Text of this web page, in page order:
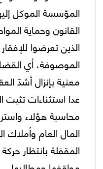
المؤسسة الموكل
القانون وحماية
الذين تعرضوا
الموصوفة، أي
معنية بإنزال أشدّ
عدا استثناءات
محاسبة هؤلاء
المال العام وأملاك
المقفلة بانتظار